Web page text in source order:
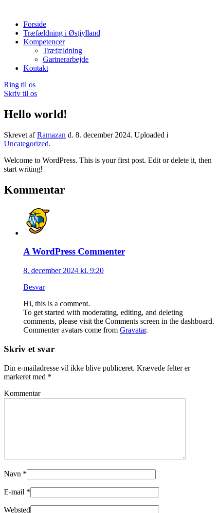
Forside
Træfældning i Østjylland
Kompetencer
Træfældning
Gartnerarbejde
Kontakt
Ring til os
Skriv til os
Hello world!
Skrevet afRamazan d. 8. december 2024. Uploaded i
Uncategorized.
Welcome to WordPress. This is your first post. Edit or delete it, then
start writing!
Kommentar
A WordPress Commenter
8. december 2024 kl. 9:20
Besvar
Hi, this is a comment.
To get started with moderating, editing, and deleting
comments, please visit the Comments screen in the dashboard.
Commenter avatars come from Gravatar.
Skriv et svar
Din e-mailadresse vil ikke blive publiceret. Krævede felter er
markeret med *
Kommentar
Navn *
E-mail *
Websted